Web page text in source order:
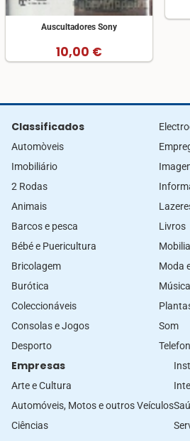
Auscultadores Sony
10,00 €
Classificados
Automòveis
Imobiliário
2 Rodas
Animais
Barcos e pesca
Bébé e Puericultura
Bricolagem
Burótica
Coleccionáveis
Consolas e Jogos
Desporto
Livros
Mobilia
Moda
Música
Som
Empresas
Arte e Cultura
Automóveis, Motos e outros Veículos
Ciências